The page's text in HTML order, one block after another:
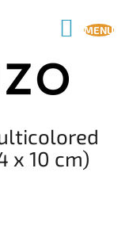
KOSÁR
x 10 cm)